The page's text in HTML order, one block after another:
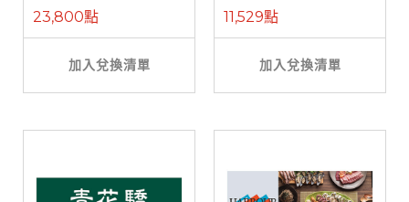
23,800點
加入兌換清單
餐)
11,529點
加入兌換清單